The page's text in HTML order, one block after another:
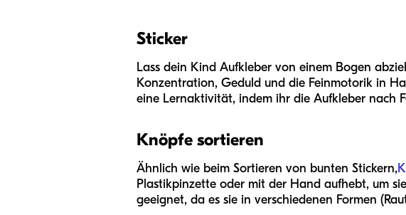
Sticker
Lass dein Kind Aufkleber von einem Bogen
Konzentration, Geduld und die Feinmotorik in
eine Lernaktivität, indem ihr die Aufkleber nach
Knöpfe sortieren
Ähnlich wie beim Sortieren von bunten Stickern,
Plastikpinzette oder mit der Hand aufhebt, um
geeignet, da es sie in verschiedenen Formen